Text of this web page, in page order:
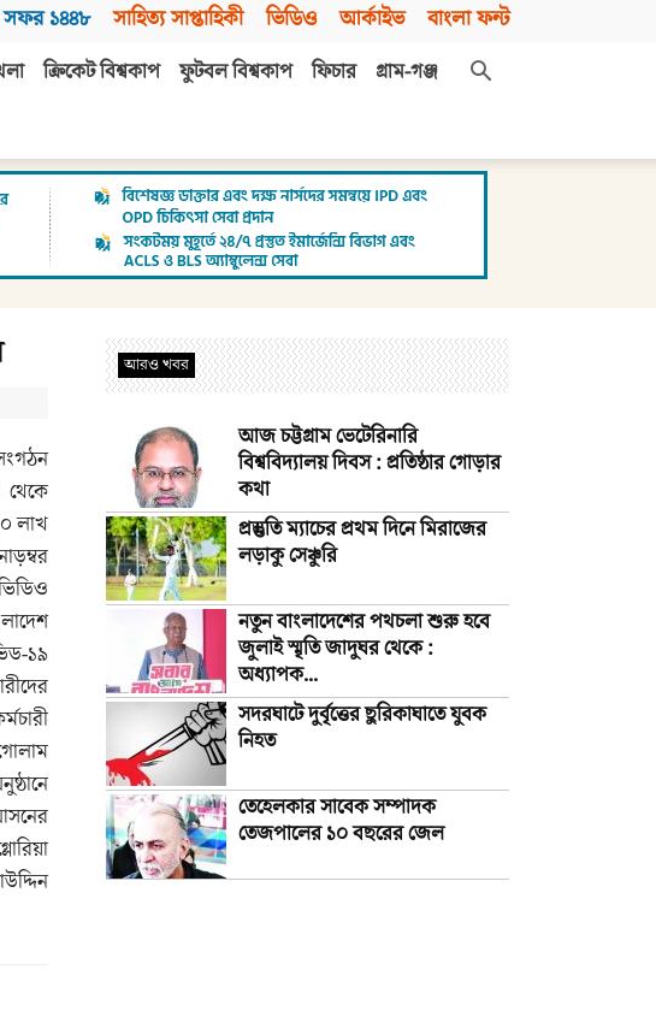
১৪৪৮ সাহিত্য সাপ্তাহিকী ভিডিও আর্কাইভ বাংলা ফন্ট
ক্রিকেট বিশ্বকাপ ফুটবল বিশ্বকাপ ফিচার
গ্রাম-গঞ্জ
থেকে
লাখ
১৯
আরও খবর
আজ চট্টগ্রাম ভেটেরিনারি
বিশ্ববিদ্যালয় দিবস : প্রতিষ্ঠার গোড়ার
কথা
প্রস্তুতি ম্যাচের প্রথম দিনে মিরাজের
লড়াকু সেঞ্চুরি
নতুন বাংলাদেশের পথচলা শুরু হবে
জুলাই স্মৃতি জাদুঘর থেকে :
অধ্যাপক...
সদরঘাটে দুর্বৃত্তের ছুরিকাঘাতে যুবক
নিহত
তেহেলকার সাবেক সম্পাদক
তেজপালের ১০ বছরের জেল